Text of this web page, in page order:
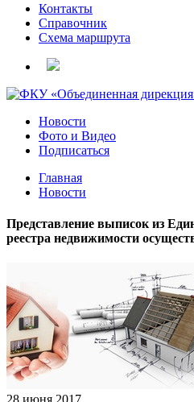
Контакты
Справочник
Схема маршрута
Новости
Фото и Видео
Подписаться
Главная
Новости
Представление выписок из
реестра недвижимости